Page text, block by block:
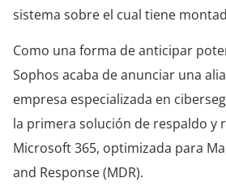
sistema sobre el cual tiene
Como una forma de anticipar
Sophos acaba de anunciar una
empresa especializada en
la primera solución de respaldo y
Microsoft 365, optimizada para
and Response (MDR).